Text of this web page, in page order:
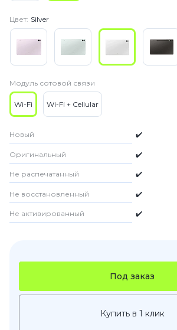
Цвет: Silver
Модуль сотовой связи
Wi-Fi Wi-Fi + Cellular
Новый ✔️
Оригинальный ✔️
Не распечатанный ✔️
Не восстановленный ✔️
Не активированный ✔️
Под заказ
Купить в 1 клик